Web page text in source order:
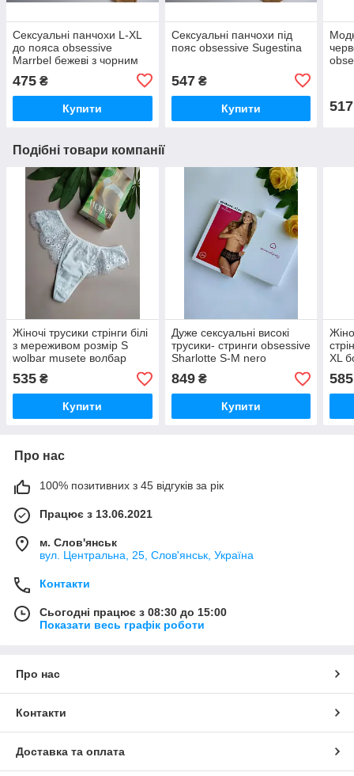
Сексуальні панчохи L-XL
до пояса obsessive
Marrbel бежеві з чорним
475 ₴
Купити
Сексуальні панчохи під
пояс obsessive Sugestina
547₴
Купити 517
Подібні товари компанії
Жіночі трусики стрінги білі
з мереживом розмір S
wolbar musete волбар
535 ₴
Купити
Дуже сексуальні високі
трусики- стринги obsessive
Sharlotte S-M nero
849₴
Купити
XL
585
Про нас
100% позитивних з 45 відгуків за рік
Працює з 13.06.2021
м. Слов'янськ
вул. Центральна, 25, Слов'янськ, Україна
Контакти
Сьогодні працює з 08:30 до 15:00
Показати весь графік роботи
Про нас
Контакти
Доставка та оплата